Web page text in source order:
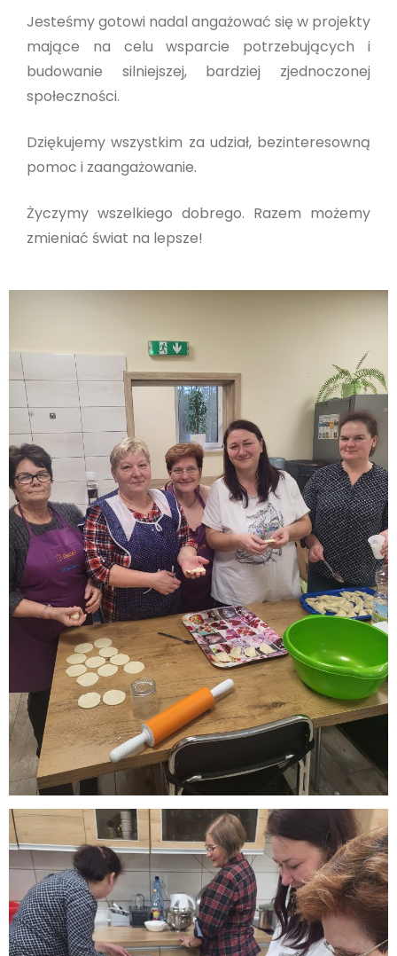
Jesteśmy gotowi nadal angażować się w projekty
mające na celu wsparcie potrzebujących i
budowanie silniejszej, bardziej zjednoczonej
społeczności.
Dziękujemy wszystkim za udział, bezinteresowną
pomoc i zaangażowanie.
Życzymy wszelkiego dobrego. Razem możemy
zmieniać świat na lepsze!